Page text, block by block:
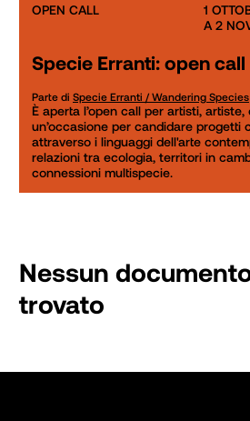
OPEN CALL
1
A 2
Specie Erranti: open call
Parte di Specie Erranti / Wandering Species
È aperta l’open call per artisti,
un’occasione per candidare progetti
attraverso i linguaggi dell'arte
relazioni tra ecologia, territori in
Nessun
trovato